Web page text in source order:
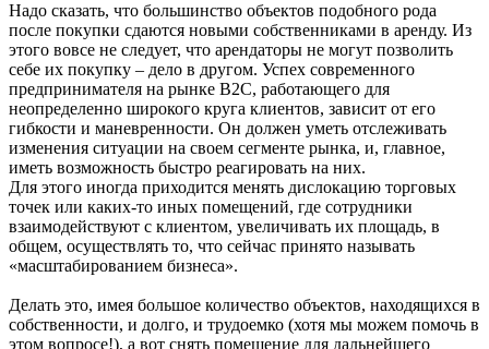
Надо сказать, что большинство объектов подобного рода
после покупки сдаются новыми собственниками в аренду. Из
этого вовсе не следует, что арендаторы не могут позволить
себе их покупку – дело в другом. Успех современного
предпринимателя на рынке В2С, работающего для
неопределенно широкого круга клиентов, зависит от его
гибкости и маневренности. Он должен уметь отслеживать
изменения ситуации на своем сегменте рынка, и, главное,
иметь возможность быстро реагировать на них.
Для этого иногда приходится менять дислокацию торговых
точек или каких-то иных помещений, где сотрудники
взаимодействуют с клиентом, увеличивать их площадь, в
общем, осуществлять то, что сейчас принято называть
«масштабированием бизнеса».
Делать это, имея большое количество объектов, находящихся в
собственности, и долго, и трудоемко (хотя мы можем помочь в
этом вопросе!), а вот снять помещение для дальнейшего